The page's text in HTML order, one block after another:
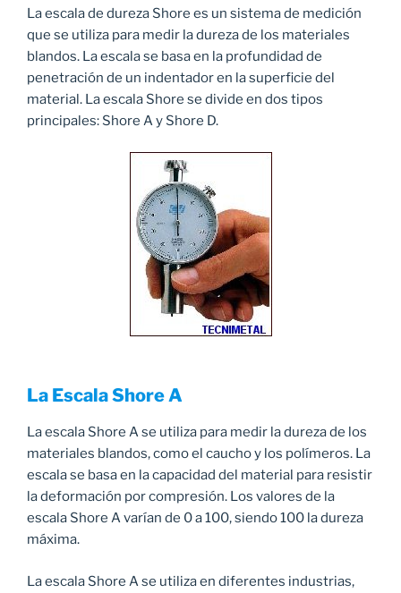
La escala de dureza Shore es un sistema de medición
que se utiliza para medir la dureza de los materiales
blandos. La escala se basa en la profundidad de
penetración de un indentador en la superficie del
material. La escala Shore se divide en dos tipos
principales: Shore A y Shore D.
La Escala Shore A
La escala Shore A se utiliza para medir la dureza de los
materiales blandos, como el caucho y los polímeros. La
escala se basa en la capacidad del material para resistir
la deformación por compresión. Los valores de la
escala Shore A varían de 0 a 100, siendo 100 la dureza
máxima.
La escala Shore A se utiliza en diferentes industrias,